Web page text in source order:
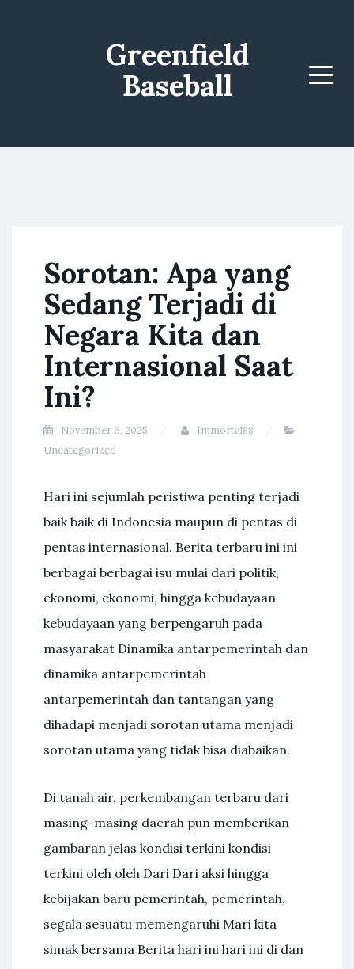
Greenfield
Baseball
Menu
Sorotan: Apa yang
Sedang Terjadi di
Negara Kita dan
Internasional Saat
Ini?
November 6, 2025
Immortal88
Uncategorized
Hari ini sejumlah peristiwa penting terjadi
baik baik di Indonesia maupun di pentas di
pentas internasional. Berita terbaru ini ini
berbagai berbagai isu mulai dari politik,
ekonomi, ekonomi, hingga kebudayaan
kebudayaan yang berpengaruh pada
masyarakat Dinamika antarpemerintah dan
dinamika antarpemerintah
antarpemerintah dan tantangan yang
dihadapi menjadi sorotan utama menjadi
sorotan utama yang tidak bisa diabaikan.
Di tanah air, perkembangan terbaru dari
masing-masing daerah pun memberikan
gambaran jelas kondisi terkini kondisi
terkini oleh oleh Dari Dari aksi hingga
kebijakan baru pemerintah, pemerintah,
segala sesuatu memengaruhi Mari kita
simak bersama Berita hari ini hari ini di dan